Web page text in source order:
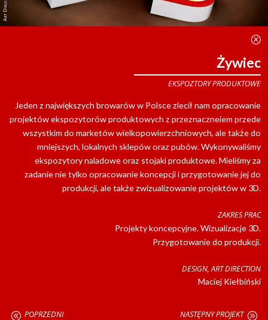
Q
Żywiec
EKSPOZTORY PRODUKTOWE
Jeden z największych browarów w Polsce zlecił nam opracowanie
projektów ekspozytorów produktowych z przeznaczneiem przede
wszystkim do marketów wielkopowierzchniowych, ale także do
mniejszych, lokalnych sklepów oraz pubów. Wykonywaliśmy
ekspozytory naladowe oraz stojaki produktowe. Mieliśmy za
zadanie nie tylko opracowanie koncepcji i przygotowanie jej do
produkcji, ale także zwizualizowanie projektów w 3D.
ZAKRES PRAC
Projekty koncepcyjne. Wizualizacje 3D.
Przygotowanie do produkcji.
DESIGN, ART DIRECTION
Maciej Kiełbiński
@ POPRZEDNI NASTĘPNY PROJEKT A